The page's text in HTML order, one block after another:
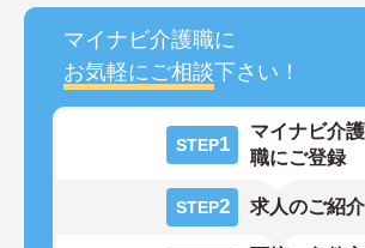
マイナビ介護職に
お気軽にご相談下さい！
STEP1
マイナビ介護
職にご登録
STEP2 求人のご紹介